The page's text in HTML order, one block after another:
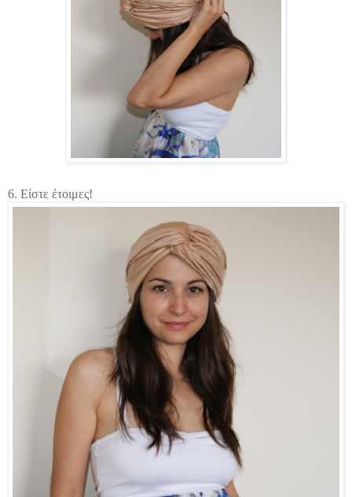
6. Είστε έτοιμες!